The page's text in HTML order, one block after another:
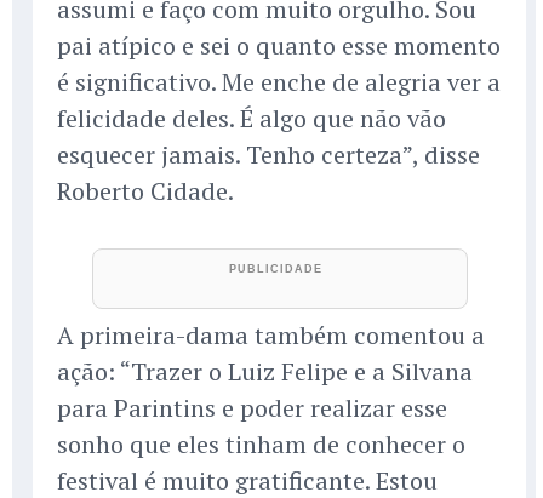
assumi e faço com muito orgulho. Sou
pai atípico e sei o quanto esse momento
é significativo. Me enche de alegria ver a
felicidade deles. É algo que não vão
esquecer jamais. Tenho certeza”, disse
Roberto Cidade.
A primeira-dama também comentou a
ação: “Trazer o Luiz Felipe e a Silvana
para Parintins e poder realizar esse
sonho que eles tinham de conhecer o
festival é muito gratificante. Estou